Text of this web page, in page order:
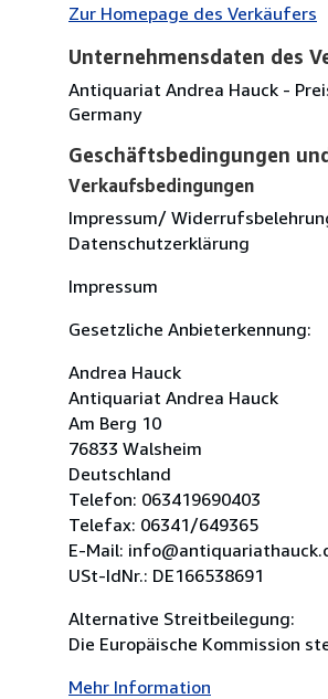
Zur Homepage des Verkäufers
Unternehmensdaten des
Antiquariat Andrea Hauck -
Germany
Geschäftsbedingungen
Verkaufsbedingungen
Impressum/
Datenschutzerklärung
Impressum
Gesetzliche Anbieterkennung:
Andrea Hauck
Antiquariat Andrea Hauck
Am Berg 10
76833 Walsheim
Deutschland
Telefon: 063419690403
Telefax: 06341/649365
E-Mail:
USt-IdNr.: DE166538691
Alternative Streitbeilegung:
Die Europäische Kommission
Mehr Information